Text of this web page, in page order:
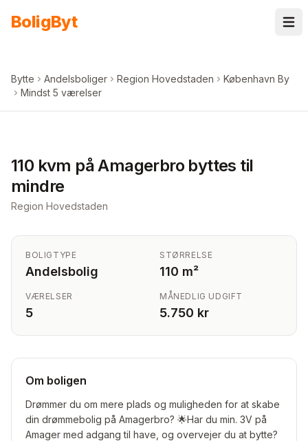
BoligByt
Bytte Andelsboliger Region Hovedstaden
København By
Mindst 5 værelser
110 kvm på Amagerbro byttes til
mindre
Region Hovedstaden
BOLIGTYPE
Andelsbolig
STØRRELSE
110 m²
VÆRELSER
5
MÅNEDLIG UDGIFT
5.750 kr
Om boligen
Drømmer du om mere plads og muligheden for at skabe
din drømmebolig på Amagerbro? 🌟Har du min. 3V på
Amager med adgang til have, og overvejer du at bytte?